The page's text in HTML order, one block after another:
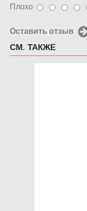
Плохо
Оставить отзыв
СМ. ТАКЖЕ
Чехол для